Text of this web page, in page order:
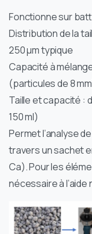
Fonctionne sur
Distribution de la
250 µm typique
Capacité à
(particules de 8
Taille et capacité :
150 ml)
Permet l’analyse
travers un sachet
Ca). Pour les
nécessaire à